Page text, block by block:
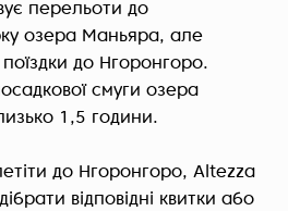
перельоти до
озера Маньяра, але
до Нгоронгоро.
смуги озера
1,5 години.
до Нгоронгоро, Altezza
відповідні квитки або